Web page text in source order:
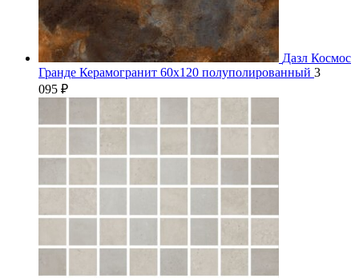
Дазл Космос
Гранде Керамогранит 60х120 полуполированный 3
095 ₽